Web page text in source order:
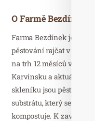
O Farmě Bezdínek
Farma Bezdínek je
pěstování rajčat v České
na trh 12 měsíců v roce.
Karvinsku a aktuálně má
skleníku jsou pěstovaná
substrátu, který se po
kompostuje. K